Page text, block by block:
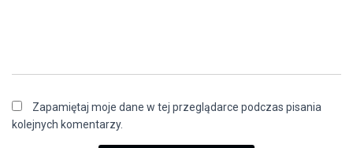
Zapamiętaj moje dane w tej przeglądarce podczas pisania
kolejnych komentarzy.